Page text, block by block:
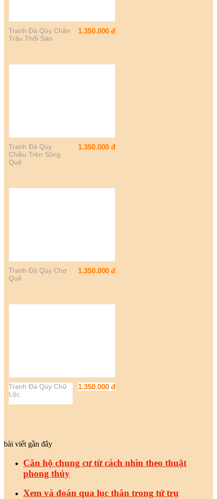
Tranh Đá Qúy Chăn
Trâu Thổi Sáo
1.350.000 đ
Tranh Đá Qúy
Chiều Trên Sông
Quê
1.350.000 đ
Tranh Đá Qúy Chợ
Quê
1.350.000 đ
Tranh Đá Qúy Chữ
Lộc
1.350.000 đ
bài viết gần đây
Căn hộ chung cư từ cách nhìn theo thuật
phong thủy
Xem và đoán qua lục thân trong tứ trụ